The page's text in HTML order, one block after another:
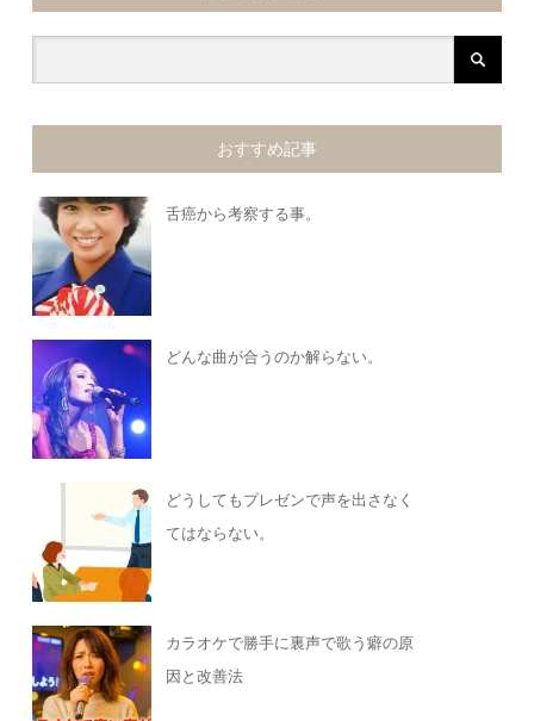
おすすめ記事
舌癌から考察する事。
どんな曲が合うのか解らない。
どうしてもプレゼンで声を出さなく
てはならない。
カラオケで勝手に裏声で歌う癖の原
因と改善法